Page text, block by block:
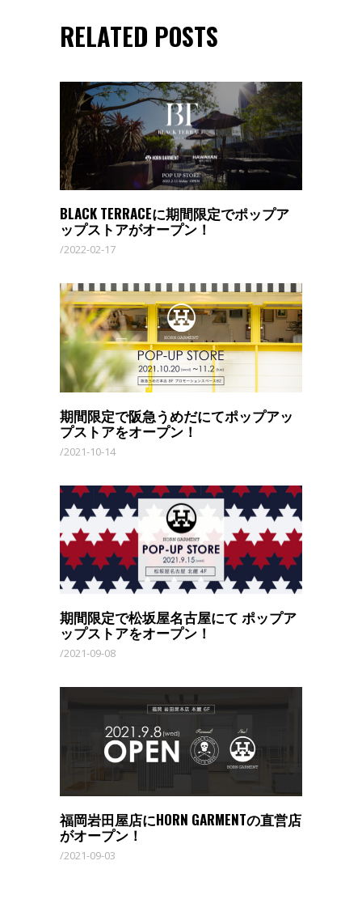
RELATED POSTS
BLACK TERRACEに期間限定でポップア
ップストアがオープン！
2022-02-17
期間限定で阪急うめだにてポップアッ
プストアをオープン！
2021-10-14
期間限定で松坂屋名古屋にて ポップア
ップストアをオープン！
2021-09-08
福岡岩田屋店にHORN GARMENTの直営店
がオープン！
2021-09-03